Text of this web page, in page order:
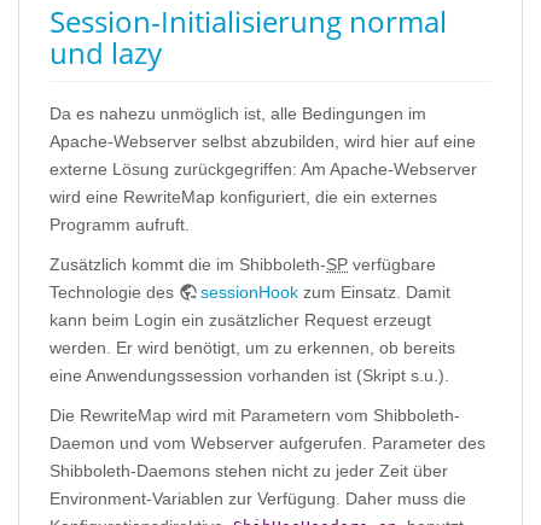
Session-Initialisierung normal
und lazy
Da es nahezu unmöglich ist, alle Bedingungen im
Apache-Webserver selbst abzubilden, wird hier auf eine
externe Lösung zurückgegriffen: Am Apache-Webserver
wird eine RewriteMap konfiguriert, die ein externes
Programm aufruft.
Zusätzlich kommt die im Shibboleth-SP verfügbare
Technologie des
sessionHook zum Einsatz. Damit
kann beim Login ein zusätzlicher Request erzeugt
werden. Er wird benötigt, um zu erkennen, ob bereits
eine Anwendungssession vorhanden ist (Skript s.u.).
Die RewriteMap wird mit Parametern vom Shibboleth-
Daemon und vom Webserver aufgerufen. Parameter des
Shibboleth-Daemons stehen nicht zu jeder Zeit über
Environment-Variablen zur Verfügung. Daher muss die